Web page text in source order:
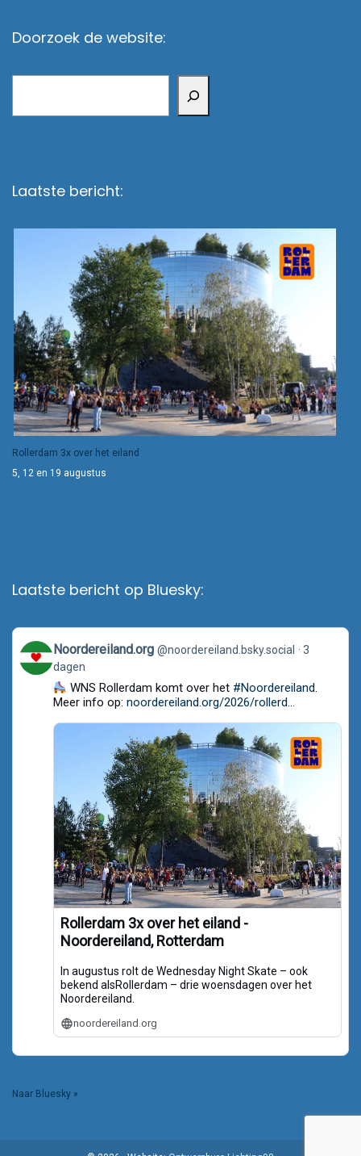
Doorzoek de website:
Laatste bericht:
Rollerdam 3x over het eiland
5, 12 en 19 augustus
Laatste bericht op Bluesky:
View
post
by
Noordereiland.org
Bluesky
Noordereiland.org @noordereiland.bsky.social
3
dagen
WNS Rollerdam komt over het #Noordereiland.
Meer info op: noordereiland.org/2026/rollerd...
Rollerdam 3x over het eiland -
Noordereiland, Rotterdam
In augustus rolt de Wednesday Night Skate – ook
bekend alsRollerdam – drie woensdagen over het
Noordereiland.
noordereiland.org
Naar Bluesky »